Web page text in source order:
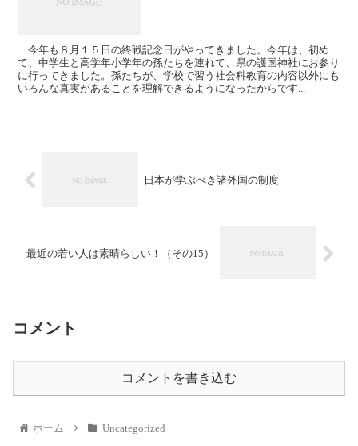
今年も８月１５日の終戦記念日がやってきました。今年は、初め
て、中学生と高学年小学年の孫たちを連れて、県の護国神社にお参り
に行ってきました。孫たちが、学校で習う社会科教育の内容以外にも
いろんな真実があることを理解できるようになったからです...
日本が学ぶべき諸外国の制度
最近の若い人は素晴らしい！（その15）
コメント
コメントを書き込む
ホーム Uncategorized